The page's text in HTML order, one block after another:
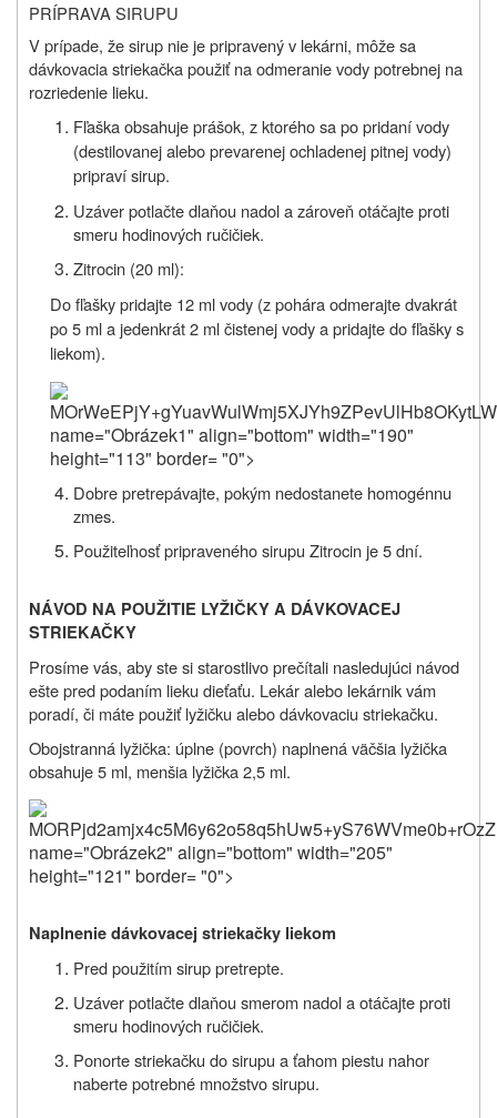
PRÍPRAVA SIRUPU
V prípade, že sirup nie je pripravený v lekárni, môže sa
dávkovacia striekačka použiť na odmeranie vody potrebnej na
rozriedenie lieku.
Fľaška obsahuje prášok, z ktorého sa po pridaní vody
(destilovanej alebo prevarenej ochladenej pitnej vody)
pripraví sirup.
Uzáver potlačte dlaňou nadol a zároveň otáčajte proti
smeru hodinových ručičiek.
Zitrocin (20 ml):
Do fľašky pridajte 12 ml vody (z pohára odmerajte dvakrát
po 5 ml a jedenkrát 2 ml čistenej vody a pridajte do fľašky s
liekom).
name="Obrázek1" align="bottom" width="190"
height="113" border= "0">
Dobre pretrepávajte, pokým nedostanete homogénnu
zmes.
Použiteľnosť pripraveného sirupu Zitrocin je 5 dní.
NÁVOD NA POUŽITIE LYŽIČKY A DÁVKOVACEJ
STRIEKAČKY
Prosíme vás, aby ste si starostlivo prečítali nasledujúci návod
ešte pred podaním lieku dieťaťu. Lekár alebo lekárnik vám
poradí, či máte použiť lyžičku alebo dávkovaciu striekačku.
Obojstranná lyžička: úplne (povrch) naplnená väčšia lyžička
obsahuje 5 ml, menšia lyžička 2,5 ml.
name="Obrázek2" align="bottom" width="205"
height="121" border= "0">
Naplnenie dávkovacej striekačky liekom
Pred použitím sirup pretrepte.
Uzáver potlačte dlaňou smerom nadol a otáčajte proti
smeru hodinových ručičiek.
Ponorte striekačku do sirupu a ťahom piestu nahor
naberte potrebné množstvo sirupu.